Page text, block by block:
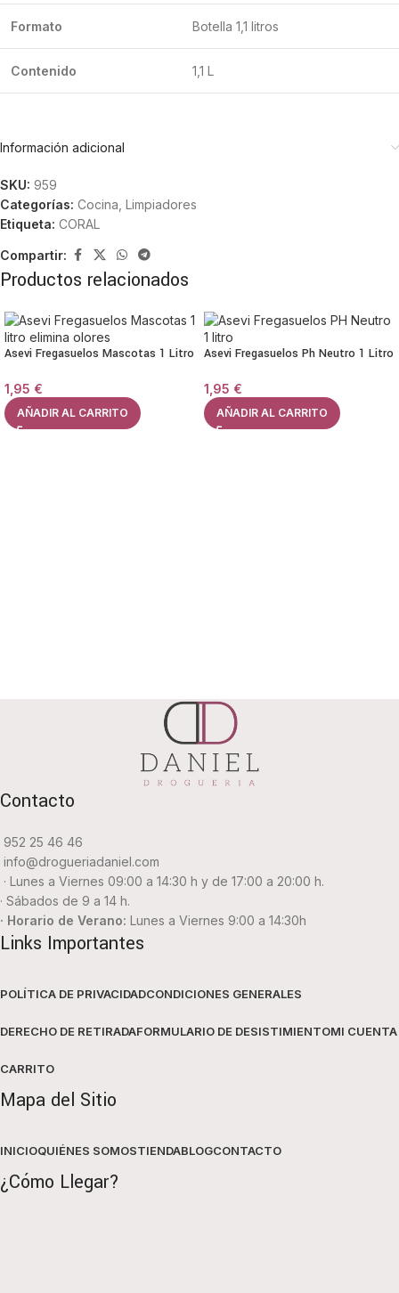
Formato Botella 1,1 litros
Contenido 1,1 L
Información adicional
SKU: 959
Categorías: Cocina Limpiadores
Etiqueta: CORAL
Compartir:
Productos relacionados
Asevi Fregasuelos Mascotas 1 Litro
1,95 €
AÑADIR AL CARRITO
Asevi Fregasuelos Ph Neutro 1 Litro
1,95 €
AÑADIR AL CARRITO
Contacto
952 25 46 46
info@drogueriadaniel.com
· Lunes a Viernes 09:00 a 14:30 h y de 17:00 a 20:00 h.
· Sábados de 9 a 14 h.
· Horario de Verano: Lunes a Viernes 9:00 a 14:30h
Links Importantes
POLÍTICA DE PRIVACIDADCONDICIONES GENERALES
DERECHO DE RETIRADAFORMULARIO DE DESISTIMIENTOMI CUENTA
CARRITO
Mapa del Sitio
INICIOQUIÉNES SOMOSTIENDABLOGCONTACTO
¿Cómo Llegar?